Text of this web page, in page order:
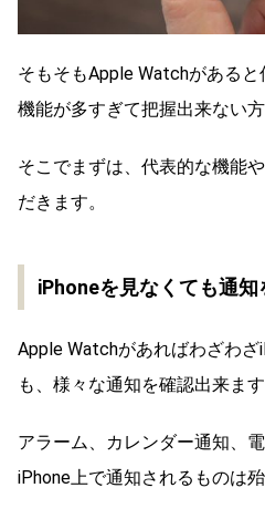
そもそもApple Watchがあると
機能が多すぎて把握出来ない方
そこでまずは、代表的な機能
だきます。
iPhoneを見なくても通知
Apple Watchがあればわざわざ
も、様々な通知を確認出来ます
アラーム、カレンダー通知、
iPhone上で通知されるものは